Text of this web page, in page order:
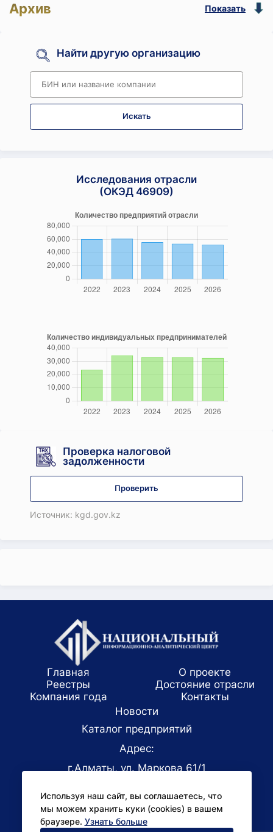
Архив Показать
Найти другую организацию
Искать
Исследования отрасли
(ОКЭД 46909)
Проверка налоговой
задолженности
Проверить
Источник: kgd.gov.kz
Используя наш сайт, вы соглашаетесь, что
мы можем хранить куки (cookies) в вашем
браузере. Узнать больше
Главная
О проекте
Реестры
Достояние отрасли
Компания года
Koнтaкты
Новости
Каталог предприятий
Адрес:
г.Алматы, ул. Маркова 61/1
office@niac.kz
Для СМИ: